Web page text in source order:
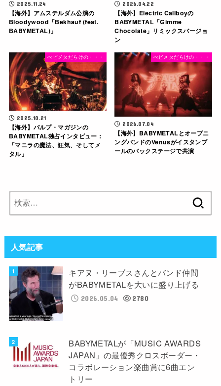
2025.11.24
【海外】アムステルダム公演の
Bloodywood「Bekhauf (feat.
BABYMETAL)」
2026.04.22
【海外】Electric Callboyの
BABYMETAL「Gimme
Chocolate」リミックスバージョ
ン
べビメタだらけの・・・
2025.10.21
【海外】パルプ・マガジンの
BABYMETAL独占インタビュー：
「マニラの魔法、狂気、そしてメ
タル」
べビメタだらけの・・・
2026.07.04
【海外】BABYMETALとオープニ
ングバンドのVenusがイスタンブ
ールのバックステージで共演
索:
人気記事
キアヌ・リーブスさんとバンド仲間
がBABYMETALを大いに盛り上げる
2026.05.04 2780
BABYMETALが「MUSIC AWARDS
JAPAN」の最優秀クロスボーダー・
コラボレーション楽曲賞に6曲エン
トリー